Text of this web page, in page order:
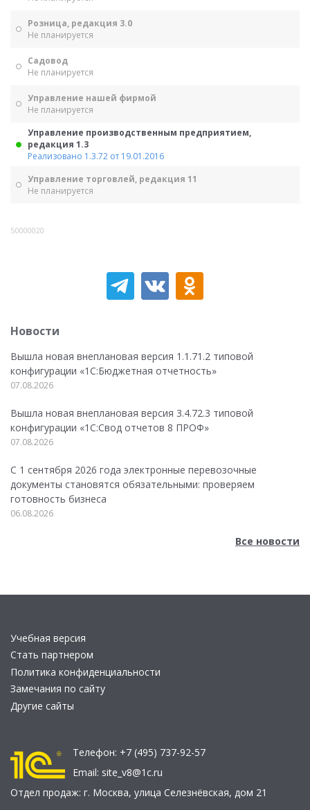
Розница, редакция 3.0
Не планируется
Садовод
Не планируется
Управление нашей фирмой
Не планируется
Управление производственным предприятием,
редакция 1.3
Реализовано 1.3.72 от 19.01.2016
Управление торговлей, редакция 11
Не планируется
50000020
Новости
Вышла новая внеплановая версия 1.1.71.2 типовой
конфигурации «1C:Бюджетная отчетность»
07.08.2026
Вышла новая внеплановая версия 3.4.72.3 типовой
конфигурации «1C:Свод отчетов 8 ПРОФ»
07.08.2026
С 1 сентября 2026 года электронные перевозочные
документы становятся обязательными: проверяем
готовность бизнеса
06.08.2026
Все новости
Учебная версия
Стать партнером
Политика конфиденциальности
Замечания по сайту
Другие сайты
Телефон: +7 (495) 737-92-57
Email: site_v8@1c.ru
Отдел продаж: г. Москва, улица Селезнёвская, дом 21